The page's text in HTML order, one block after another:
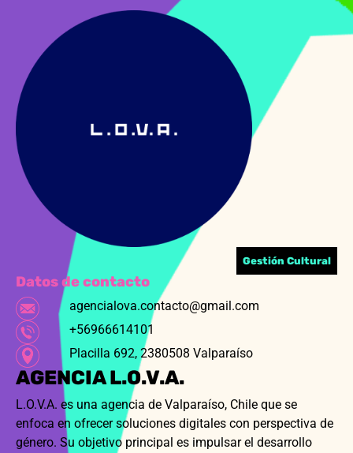
Gestión Cultural
Datos de contacto
agencialova.contacto@gmail.com
+56966614101
Placilla 692, 2380508 Valparaíso
AGENCIA L.O.V.A.
L.O.V.A. es una agencia de Valparaíso, Chile que se
enfoca en ofrecer soluciones digitales con perspectiva de
género. Su objetivo principal es impulsar el desarrollo